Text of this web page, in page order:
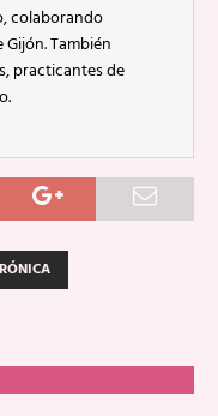
colaborando
También
practicantes de